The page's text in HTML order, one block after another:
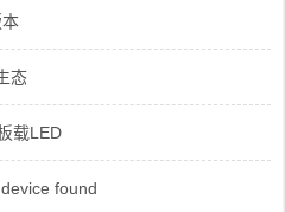
态
载LED
found